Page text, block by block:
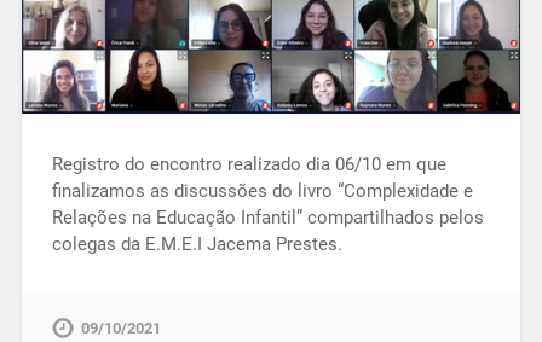
Registro do encontro realizado dia 06/10 em que
finalizamos as discussões do livro “Complexidade e
Relações na Educação Infantil” compartilhados pelos
colegas da E.M.E.I Jacema Prestes.
09/10/2021